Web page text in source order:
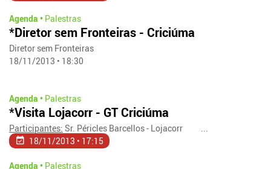
Agenda • Palestras
*Diretor sem Fronteiras - Criciúma
Diretor sem Fronteiras
18/11/2013 • 18:30
Agenda • Palestras
*Visita Lojacorr - GT Criciúma
Participantes: Sr. Péricles Barcellos - Lojacorr ...
18/11/2013 • 17:15
Agenda • Palestras